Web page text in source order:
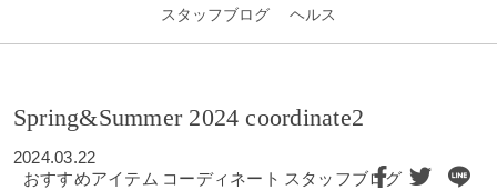
スタッフブログ ヘルス
Spring&Summer 2024 coordinate2
2024.03.22
おすすめアイテム コーディネート スタッフブログ